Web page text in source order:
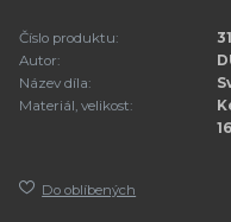
Číslo produktu:
Autor:
Název díla:
Materiál, velikost:
Do oblíbených